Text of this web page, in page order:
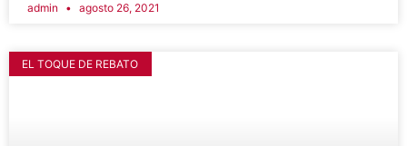
admin agosto 26, 2021
EL TOQUE DE REBATO